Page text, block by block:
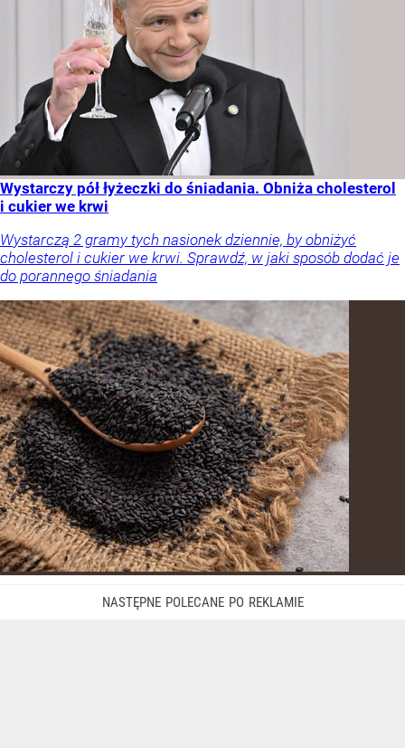
Wystarczy pół łyżeczki do śniadania. Obniża cholesterol
i cukier we krwi
Wystarczą 2 gramy tych nasionek dziennie, by obniżyć
cholesterol i cukier we krwi. Sprawdź, w jaki sposób dodać je
do porannego śniadania